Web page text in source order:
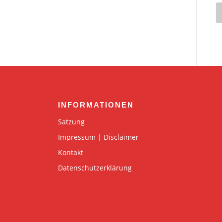
INFORMATIONEN
Satzung
Impressum | Disclaimer
Kontakt
Datenschutzerklärung